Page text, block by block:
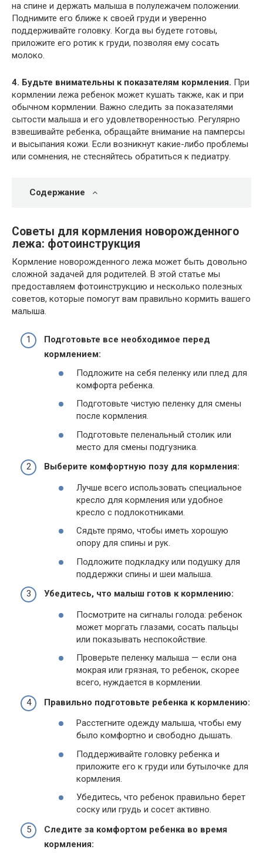
на спине и держать малыша в полулежачем положении.
Поднимите его ближе к своей груди и уверенно
поддерживайте головку. Когда вы будете готовы,
приложите его ротик к груди, позволяя ему сосать
молоко.
4. Будьте внимательны к показателям кормления. При
кормлении лежа ребенок может кушать также, как и при
обычном кормлении. Важно следить за показателями
сытости малыша и его удовлетворенностью. Регулярно
взвешивайте ребенка, обращайте внимание на памперсы
и высыпания кожи. Если возникнут какие-либо проблемы
или сомнения, не стесняйтесь обратиться к педиатру.
Содержание
Советы для кормления новорожденного
лежа: фотоинструкция
Кормление новорожденного лежа может быть довольно
сложной задачей для родителей. В этой статье мы
предоставляем фотоинструкцию и несколько полезных
советов, которые помогут вам правильно кормить вашего
малыша.
Подготовьте все необходимое перед
кормлением:
Подложите на себя пеленку или плед для
комфорта ребенка.
Подготовьте чистую пеленку для смены
после кормления.
Подготовьте пеленальный столик или
место для смены подгузника.
Выберите комфортную позу для кормления:
Лучше всего использовать специальное
кресло для кормления или удобное
кресло с подлокотниками.
Сядьте прямо, чтобы иметь хорошую
опору для спины и рук.
Подложите подкладку или подушку для
поддержки спины и шеи малыша.
Убедитесь, что малыш готов к кормлению:
Посмотрите на сигналы голода: ребенок
может моргать глазами, сосать пальцы
или показывать неспокойствие.
Проверьте пеленку малыша — если она
мокрая или грязная, то ребенок, скорее
всего, нуждается в кормлении.
Правильно подготовьте ребенка к кормлению:
Расстегните одежду малыша, чтобы ему
было комфортно и свободно дышать.
Поддерживайте головку ребенка и
приложите его к груди или бутылочке для
кормления.
Убедитесь, что ребенок правильно берет
соску или грудь и сосет активно.
Следите за комфортом ребенка во время
кормления: